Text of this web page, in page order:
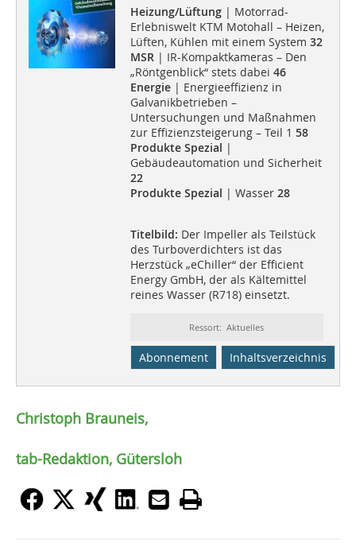
Heizung/Lüftung| Motorrad-
Erlebniswelt KTM Motohall – Heizen,
Lüften, Kühlen mit einem System 32
MSR | IR-Kompaktkameras – Den
„Röntgenblick“ stets dabei 46
Energie| Energieeffizienz in
Galvanikbetrieben –
Untersuchungen und Maßnahmen
zur Effizienzsteigerung – Teil 1 58
Produkte Spezial |
Gebäudeautomation und Sicherheit
22
Produkte Spezial | Wasser28
Titelbild: Der Impeller als Teilstück
des Turboverdichters ist das
Herzstück „eChiller“ der Efficient
Energy GmbH, der als Kältemittel
reines Wasser (R718) einsetzt.
Ressort: Aktuelles
Abonnement Inhaltsverzeichnis
Christoph Brauneis,
tab-Redaktion, Gütersloh